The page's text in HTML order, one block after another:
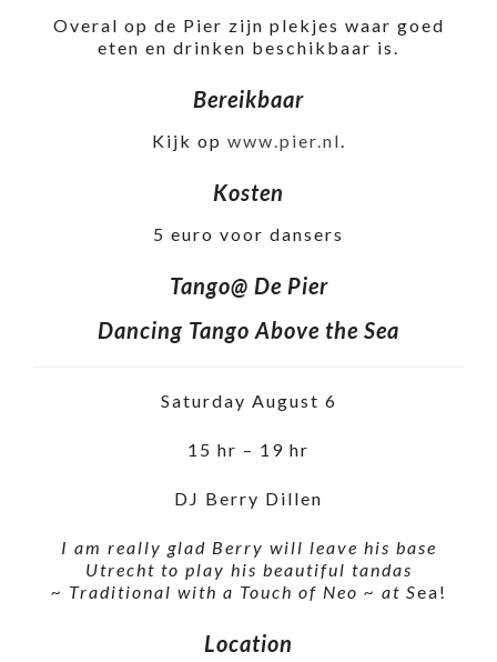
Overal op de Pier zijn plekjes waar goed
eten en drinken beschikbaar is.
Bereikbaar
Kijk op www.pier.nl.
Kosten
5 euro voor dansers
Tango@ De Pier
Dancing Tango Above the Sea
Saturday August 6
15 hr – 19 hr
DJ Berry Dillen
I am really glad Berry will leave his base
Utrecht to play his beautiful tandas
~ Traditional with a Touch of Neo ~ at Sea!
Location